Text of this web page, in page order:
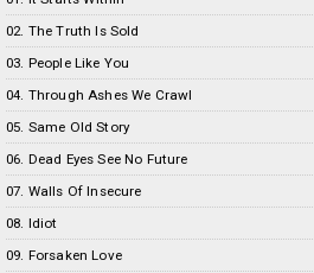
02. The Truth Is Sold
03. People Like You
04. Through Ashes We Crawl
05. Same Old Story
06. Dead Eyes See No Future
07. Walls Of Insecure
08. Idiot
09. Forsaken Love